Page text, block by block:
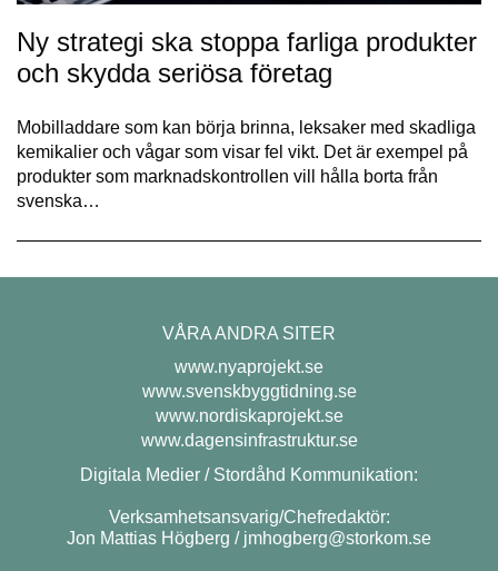
Ny strategi ska stoppa farliga produkter
och skydda seriösa företag
Mobilladdare som kan börja brinna, leksaker med skadliga
kemikalier och vågar som visar fel vikt. Det är exempel på
produkter som marknadskontrollen vill hålla borta från
svenska…
VÅRA ANDRA SITER
www.nyaprojekt.se
www.svenskbyggtidning.se
www.nordiskaprojekt.se
www.dagensinfrastruktur.se
Digitala Medier / Stordåhd Kommunikation:
Verksamhetsansvarig/Chefredaktör:
Jon Mattias Högberg / jmhogberg@storkom.se